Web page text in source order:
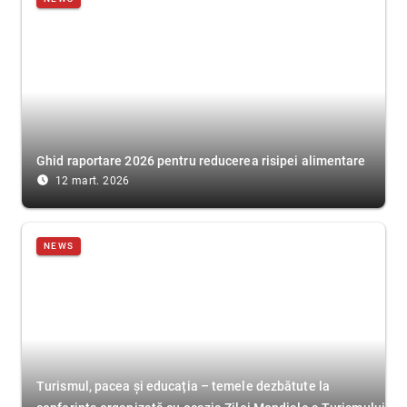
Ghid raportare 2026 pentru reducerea risipei alimentare
access_time_filled 12 mart. 2026
NEWS
Turismul, pacea și educația – temele dezbătute la